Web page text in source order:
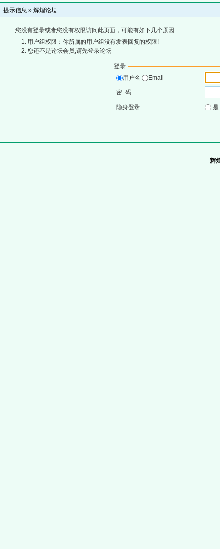
提示信息 » 辉煌论坛
您没有登录或者您没有权限访问此页面，可能有如下几个原因:
用户组权限：你所属的用户组没有发表回复的权限!
您还不是论坛会员,请先登录论坛
登录
用户名
Email
密 码
隐身登录
辉